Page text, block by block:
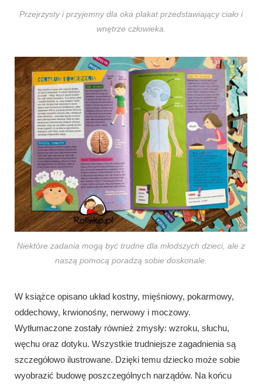
Przejrzysty i przyjemny dla oka plakat przedstawiający ciało i
wnętrze człowieka.
Niektóre zadania mogą być trudne dla młodszych dzieci, ale z
naszą pomocą poradzą sobie doskonale.
W książce opisano układ kostny, mięśniowy, pokarmowy,
oddechowy, krwionośny, nerwowy i moczowy.
Wytłumaczone zostały również zmysły: wzroku, słuchu,
węchu oraz dotyku. Wszystkie trudniejsze zagadnienia są
szczegółowo ilustrowane. Dzięki temu dziecko może sobie
wyobrazić budowę poszczególnych narządów. Na końcu